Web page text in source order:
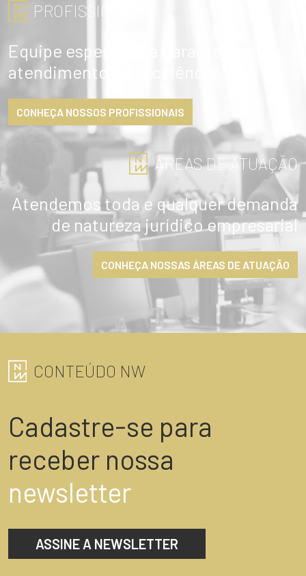
PROFISSIONAIS
Equipe especialista garante
atendimento de excelência
CONHEÇA NOSSOS PROFISSIONAIS
ÁREAS DE ATUAÇÃO
Atendemos toda e qualquer demanda
de natureza jurídico empresarial
CONHEÇA NOSSAS ÁREAS DE ATUAÇÃO
CONTEÚDO NW
Cadastre-se para
receber nossa
newsletter
ASSINE A NEWSLETTER